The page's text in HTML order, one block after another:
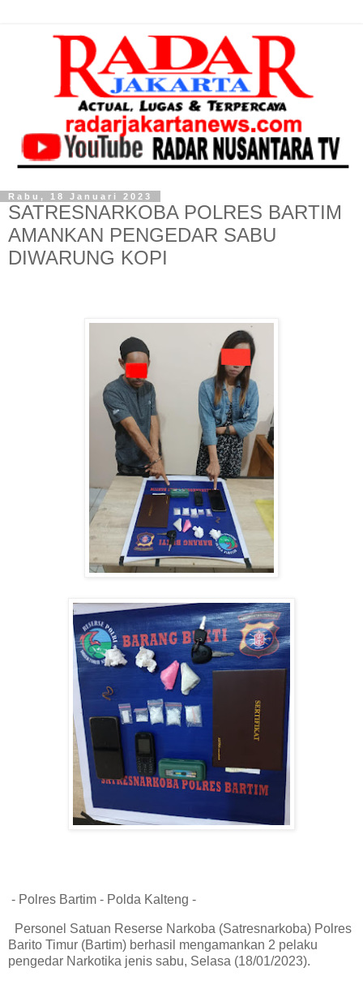
Rabu, 18 Januari 2023
SATRESNARKOBA POLRES BARTIM
AMANKAN PENGEDAR SABU
DIWARUNG KOPI
- Polres Bartim - Polda Kalteng -
Personel Satuan Reserse Narkoba (Satresnarkoba) Polres
Barito Timur (Bartim) berhasil mengamankan 2 pelaku
pengedar Narkotika jenis sabu, Selasa (18/01/2023).